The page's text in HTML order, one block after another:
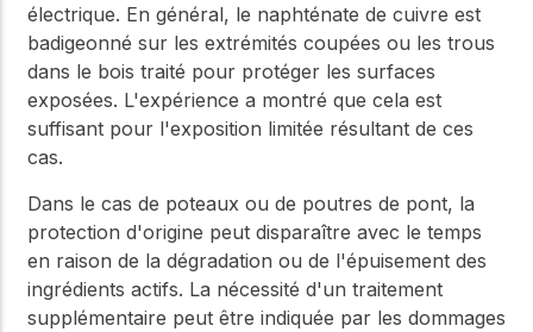
électrique. En général, le naphténate de cuivre est
badigeonné sur les extrémités coupées ou les trous
dans le bois traité pour protéger les surfaces
exposées. L'expérience a montré que cela est
suffisant pour l'exposition limitée résultant de ces
cas.
Dans le cas de poteaux ou de poutres de pont, la
protection d'origine peut disparaître avec le temps
en raison de la dégradation ou de l'épuisement des
ingrédients actifs. La nécessité d'un traitement
supplémentaire peut être indiquée par les dommages